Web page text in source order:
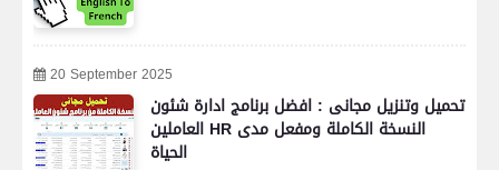
20 September 2025
تحميل وتنزيل مجانى : افضل برنامج ادارة شئون
العاملين HR النسخة الكاملة ومفعل مدى
الحياة